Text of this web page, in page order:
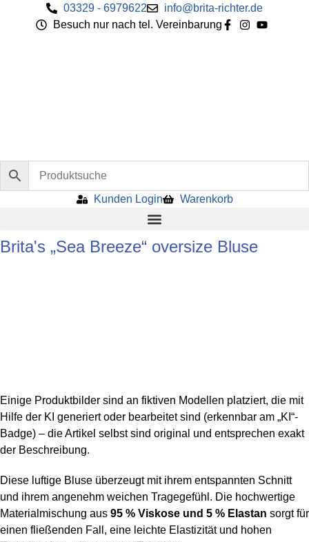
03329 - 6979622
info@brita-richter.de
Besuch nur nach tel. Vereinbarung
Kunden Login Warenkorb
Brita's „Sea Breeze“ oversize Bluse
Einige Produktbilder sind an fiktiven Modellen platziert, die mit
Hilfe der KI generiert oder bearbeitet sind (erkennbar am „KI“-
Badge) – die Artikel selbst sind original und entsprechen exakt
der Beschreibung.
Diese luftige Bluse überzeugt mit ihrem entspannten Schnitt
und ihrem angenehm weichen Tragegefühl. Die hochwertige
Materialmischung aus 95 % Viskose und 5 % Elastan sorgt für
einen fließenden Fall, eine leichte Elastizität und hohen